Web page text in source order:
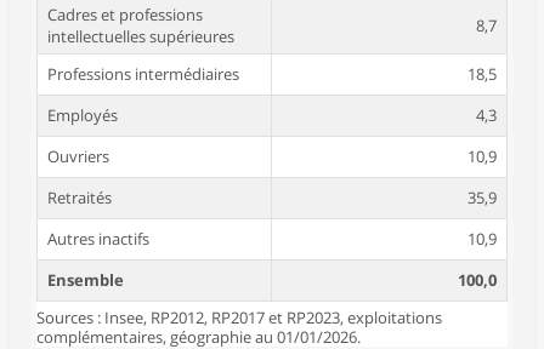
Cadres et professions
intellectuelles supérieures
8,7
Professions intermédiaires
18,5
Employés
4,3
Ouvriers
10,9
Retraités
35,9
Autres inactifs
10,9
Ensemble
100,0
Sources : Insee, RP2012, RP2017 et RP2023, exploitations
complémentaires, géographie au 01/01/2026.